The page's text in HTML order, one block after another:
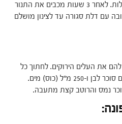
כפית. אופים כ3 שעות ב-110 מעלות. לאחר 3 שעות מכבים את התנור
עם דלת סגורה עד לצינון מושלם
להם את העלים הירוקים. לחתוך כל
תות לחצי. לשים בסיר עם 500 גרם סוכר לבן ו-250 מ"ל (כוס) מים.
נמס והרוטב קצת מתעבה.